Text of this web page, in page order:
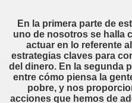
En la primera parte de
uno de nosotros se halla
actuar en lo referente
estrategias claves para
del dinero. En la segunda
entre cómo piensa la
pobre, y nos
acciones que hemos de